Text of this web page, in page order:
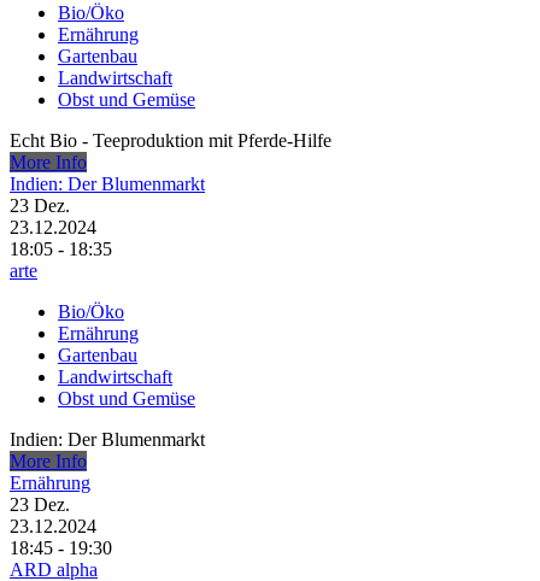
Bio/Öko
Ernährung
Gartenbau
Landwirtschaft
Obst und Gemüse
Echt Bio - Teeproduktion mit Pferde-Hilfe
More Info
Indien: Der Blumenmarkt
23 Dez.
23.12.2024
18:05 - 18:35
arte
Bio/Öko
Ernährung
Gartenbau
Landwirtschaft
Obst und Gemüse
Indien: Der Blumenmarkt
More Info
Ernährung
23 Dez.
23.12.2024
18:45 - 19:30
ARD alpha